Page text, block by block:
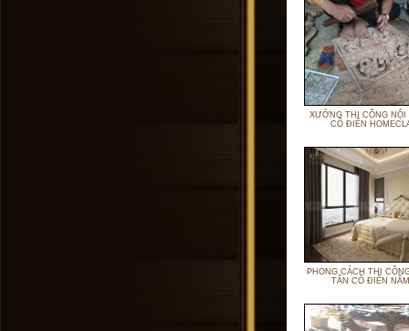
XƯỞNG THI CÔNG NỘI
CỔ ĐIỂN
PHONG CÁCH THI
TÂN CỔ ĐIỂN